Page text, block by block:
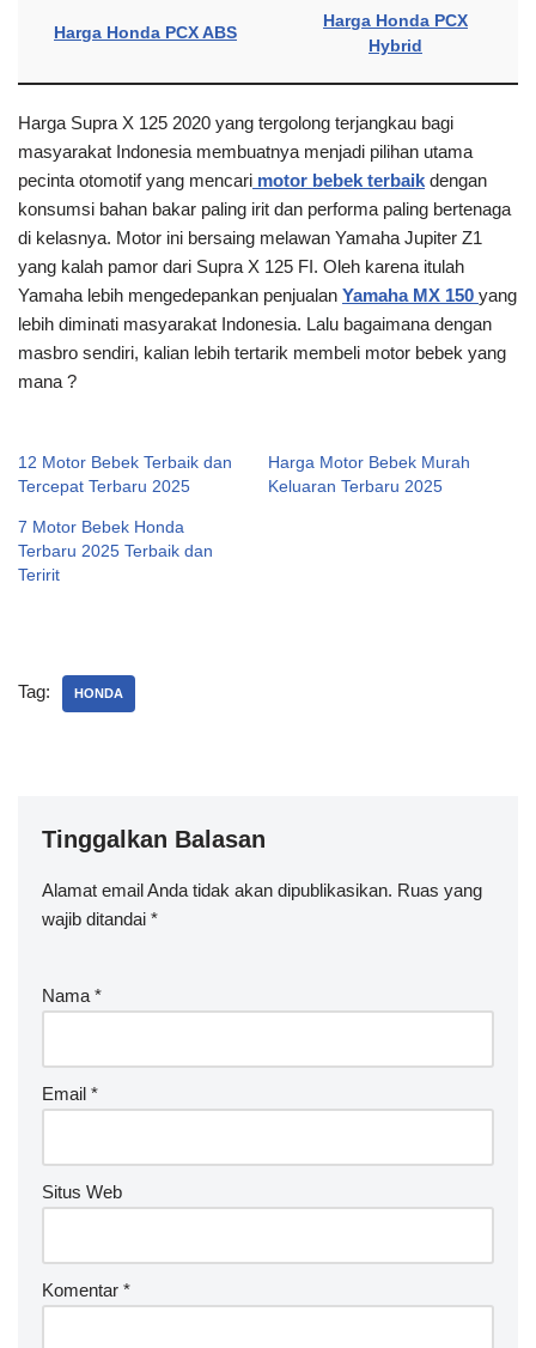
Harga Honda PCX ABS
Harga Honda PCX
Hybrid
Harga Supra X 125 2020 yang tergolong terjangkau bagi
masyarakat Indonesia membuatnya menjadi pilihan utama
pecinta otomotif yang mencari motor bebek terbaik dengan
konsumsi bahan bakar paling irit dan performa paling bertenaga
di kelasnya. Motor ini bersaing melawan Yamaha Jupiter Z1
yang kalah pamor dari Supra X 125 FI. Oleh karena itulah
Yamaha lebih mengedepankan penjualan Yamaha MX 150 yang
lebih diminati masyarakat Indonesia. Lalu bagaimana dengan
masbro sendiri, kalian lebih tertarik membeli motor bebek yang
mana ?
12 Motor Bebek Terbaik dan
Tercepat Terbaru 2025
Harga Motor Bebek Murah
Keluaran Terbaru 2025
7 Motor Bebek Honda
Terbaru 2025 Terbaik dan
Teririt
Tag: HONDA
Tinggalkan Balasan
Alamat email Anda tidak akan dipublikasikan. Ruas yang
wajib ditandai *
Nama *
Email *
Situs Web
Komentar *
A
lt
n
ti
v